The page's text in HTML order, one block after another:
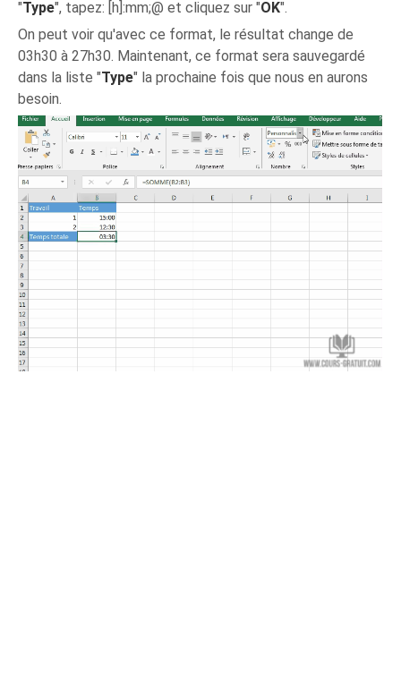
"Type", tapez: [h]:mm;@ et cliquez sur "OK".
On peut voir qu'avec ce format, le résultat change de
03h30 à 27h30. Maintenant, ce format sera sauvegardé
dans la liste "Type" la prochaine fois que nous en aurons
besoin.